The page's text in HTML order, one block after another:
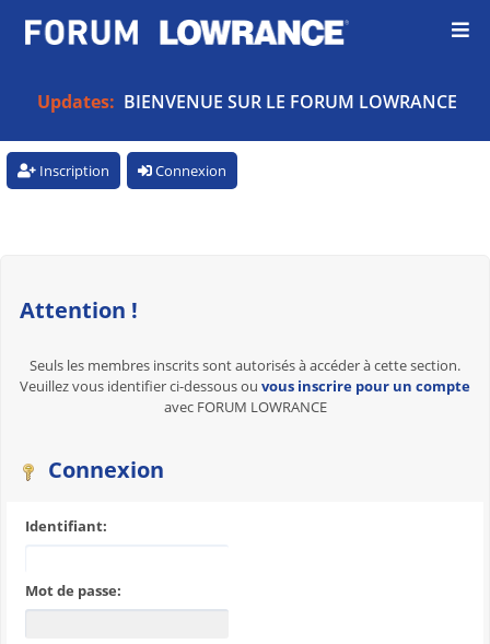
Updates: BIENVENUE SUR LE FORUM LOWRANCE
Inscription Connexion
Attention !
Seuls les membres inscrits sont autorisés à accéder à cette section.
Veuillez vous identifier ci-dessous ou vous inscrire pour un compte
avec FORUM LOWRANCE
Connexion
Identifiant:
Mot de passe: